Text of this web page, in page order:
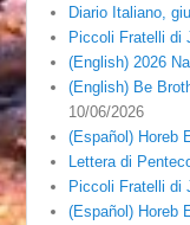
Diario Italiano,
Piccoli Fratelli di
(English) 2026
(English) Be
10/06/2026
(Español) Horeb
Lettera di
Piccoli Fratelli di
(Español) Horeb